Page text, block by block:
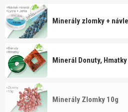
Minerály zlomky +
Minerál Donuty, Hmatky
Minerály Zlomky 10g